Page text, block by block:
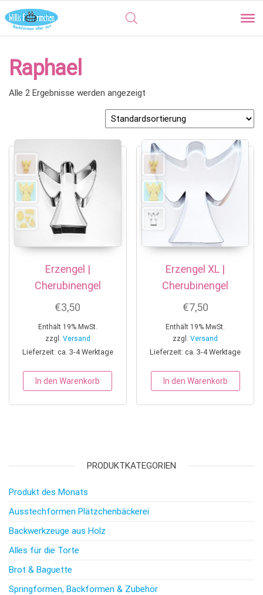
Raphael
Alle 2 Ergebnisse werden angezeigt
Erzengel |
Cherubinengel
€3,50
Enthält 19% MwSt.
zzgl. Versand
Lieferzeit: ca. 3-4 Werktage
In den Warenkorb
Erzengel XL |
Cherubinengel
€7,50
Enthält 19% MwSt.
zzgl.Versand
Lieferzeit: ca. 3-4 Werktage
In den Warenkorb
PRODUKTKATEGORIEN
Produkt des Monats
Ausstechformen Plätzchenbäckerei
Backwerkzeuge aus Holz
Alles für die Torte
Brot & Baguette
Springformen, Backformen & Zubehör